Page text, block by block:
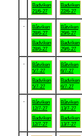
Badviken
21/6-27
Badviken
22/6-27
Båtviken
28/6-27
Badviken
28/6-27
Båtviken
29/6-27
Badviken
29/6-27
Båtviken
5/7-27
Badviken
5/7-27
Båtviken
6/7-27
Badviken
6/7-27
Båtviken
12/7-27
Badviken
12/7-27
Båtviken
13/7-27
Badviken
13/7-27